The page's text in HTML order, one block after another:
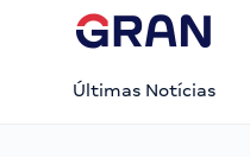
Últimas Notícias